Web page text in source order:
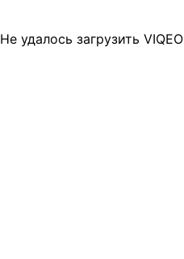
Не удалось загрузить VIQEO